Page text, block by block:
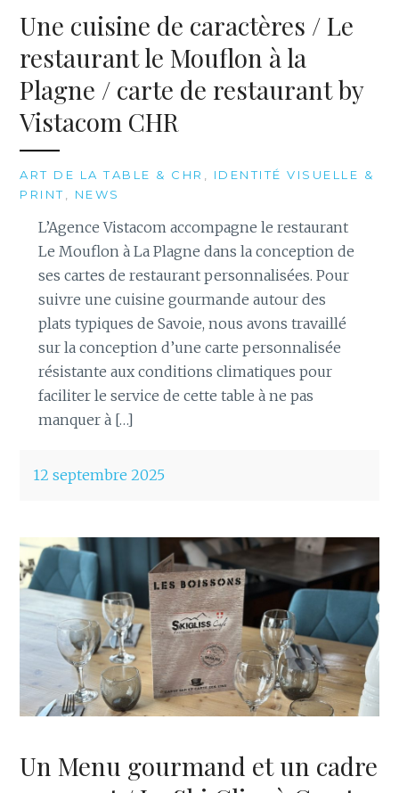
Une cuisine de caractères / Le
restaurant le Mouflon à la
Plagne / carte de restaurant by
Vistacom CHR
ART DE LA TABLE & CHR , IDENTITÉ VISUELLE &
PRINT, NEWS
L’Agence Vistacom accompagne le restaurant
Le Mouflon à La Plagne dans la conception de
ses cartes de restaurant personnalisées. Pour
suivre une cuisine gourmande autour des
plats typiques de Savoie, nous avons travaillé
sur la conception d’une carte personnalisée
résistante aux conditions climatiques pour
faciliter le service de cette table à ne pas
manquer à […]
12 septembre 2025
Un Menu gourmand et un cadre